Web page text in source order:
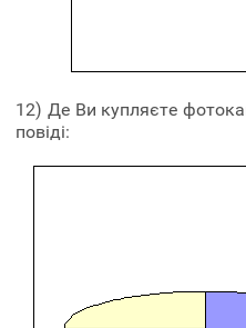
12) Де Ви купляєте
повіді: